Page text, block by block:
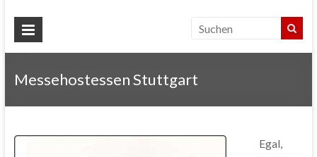
Messestände
für
Messehostessen Stuttgart
Egal,